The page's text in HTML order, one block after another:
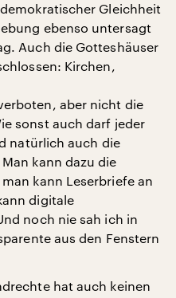
Gleichheit
ebenso untersagt
Auch die Gotteshäuser
Kirchen,
aber nicht die
sonst auch darf jeder
natürlich auch die
kann dazu die
kann Leserbriefe an
digitale
noch nie sah ich in
aus den Fenstern
hat auch keinen